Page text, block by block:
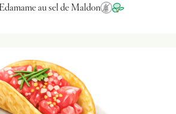
Edamame au sel de Maldon